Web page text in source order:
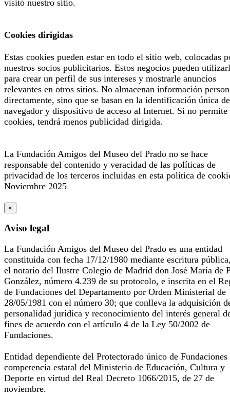
visitó nuestro sitio.
Cookies dirigidas
Estas cookies pueden estar en todo el sitio web, colocadas
nuestros socios publicitarios. Estos negocios pueden
para crear un perfil de sus intereses y mostrarle anuncios
relevantes en otros sitios. No almacenan información
directamente, sino que se basan en la identificación única
navegador y dispositivo de acceso al Internet. Si no permite
cookies, tendrá menos publicidad dirigida.
La Fundación Amigos del Museo del Prado no se hace
responsable del contenido y veracidad de las políticas de
privacidad de los terceros incluidas en esta política de
Noviembre 2025
×
Aviso legal
La Fundación Amigos del Museo del Prado es una entidad
constituida con fecha 17/12/1980 mediante escritura
el notario del Ilustre Colegio de Madrid don José María de
González, número 4.239 de su protocolo, e inscrita en el
de Fundaciones del Departamento por Orden Ministerial de
28/05/1981 con el número 30; que conlleva la adquisición
personalidad jurídica y reconocimiento del interés general
fines de acuerdo con el artículo 4 de la Ley 50/2002 de
Fundaciones.
Entidad dependiente del Protectorado único de Fundaciones
competencia estatal del Ministerio de Educación, Cultura y
Deporte en virtud del Real Decreto 1066/2015, de 27 de
noviembre.